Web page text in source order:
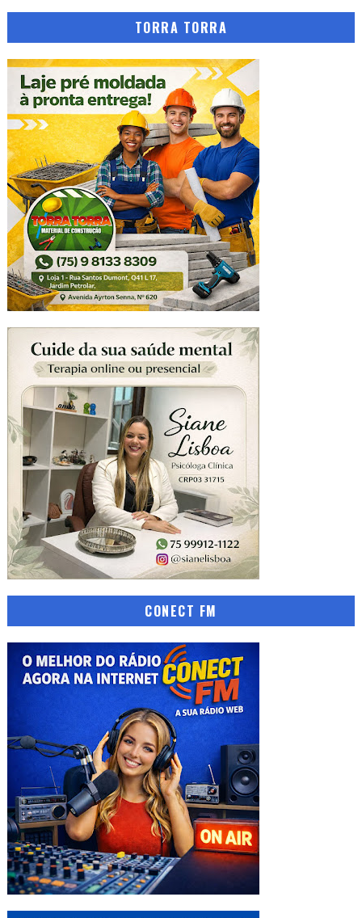
TORRA TORRA
CONECT FM